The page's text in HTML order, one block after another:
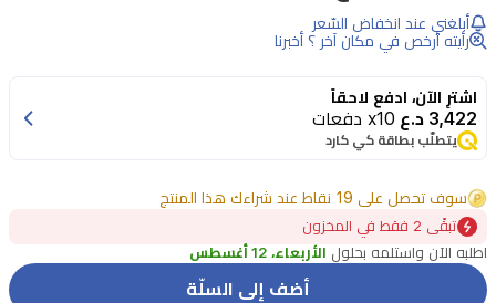
رياضية
41 مم
وسماكة
علبة
وسوار
من
الريزن
أبلغني عند انخفاض السّعر
رأيته أرخص في مكان آخر ؟ أخبرنا
اشترِ الآن، ادفع لاحقاً
3,422 د.ع x10 دفعات
يتطلّب بطاقة كي كارد
سوف تحصل على 19 نقاط عند شراءك هذا المنتج
تبقًى 2 فقط في المخزون
اطلبه الآن واستلمه بحلول الأربعاء، 12 أغسطس
أضف إلى السلّة